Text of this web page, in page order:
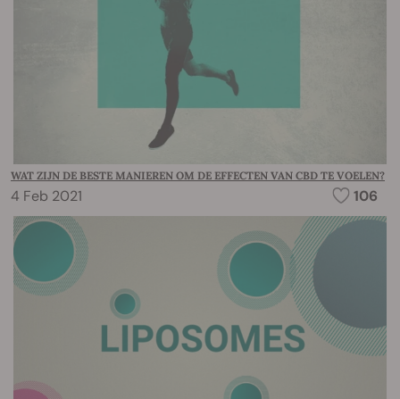
WAT ZIJN DE BESTE MANIEREN OM DE EFFECTEN VAN CBD TE VOELEN?
4 Feb 2021 106